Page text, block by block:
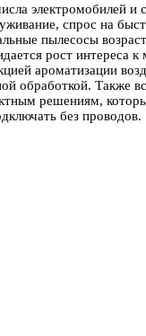
электромобилей и
спрос на
пылесосы
рост интереса к
ароматизации
обработкой. Также
решениям,
без проводов.